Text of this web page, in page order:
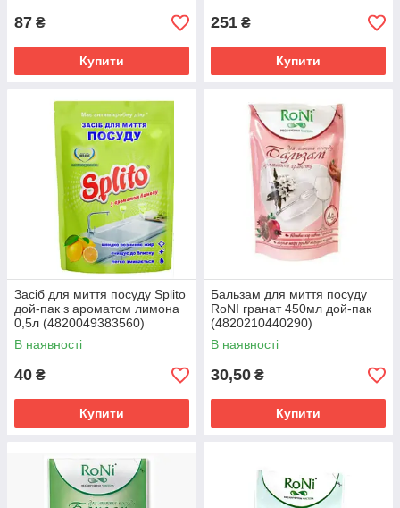
87 ₴
Купити
251 ₴
Купити
Засіб для миття посуду Splito
дой-пак з ароматом лимона
0,5л (4820049383560)
В наявності
40 ₴
Купити
Бальзам для миття посуду
RoNI гранат 450мл дой-пак
(4820210440290)
В наявності
30,50 ₴
Купити